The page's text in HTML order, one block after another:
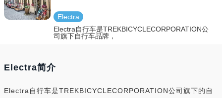
Electra
Electra自行车是TREKBICYCLECORPORATION公
司旗下自行车品牌，
Electra简介
Electra自行车是TREKBICYCLECORPORATION公司旗下的自